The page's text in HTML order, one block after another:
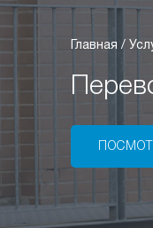
Главная /